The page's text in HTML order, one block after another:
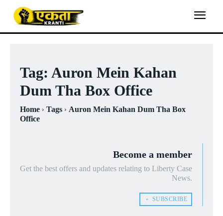
Tag: Auron Mein Kahan
Dum Tha Box Office
Home Tags
Auron Mein Kahan Dum Tha Box
Office
Become a member
Get the best offers and updates relating to Liberty Case
News.
﹢ SUBSCRIBE